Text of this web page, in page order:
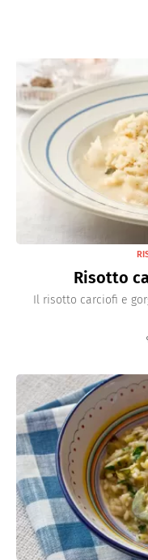
Risotto
Il risotto carciofi e